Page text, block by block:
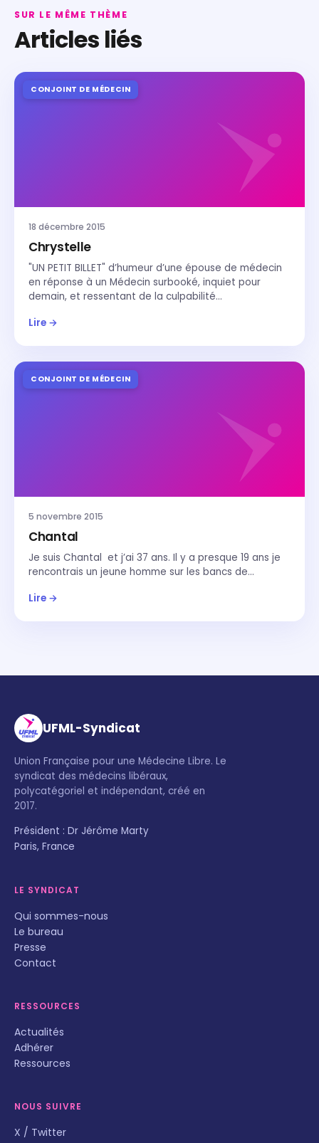
SUR LE MÊME THÈME
Articles liés
CONJOINT DE MÉDECIN
18 décembre 2015
Chrystelle
"UN PETIT BILLET" d’humeur d’une épouse de médecin
en réponse à un Médecin surbooké, inquiet pour
demain, et ressentant de la culpabilité…
Lire →
CONJOINT DE MÉDECIN
5 novembre 2015
Chantal
Je suis Chantal et j’ai 37 ans. Il y a presque 19 ans je
rencontrais un jeune homme sur les bancs de…
Lire →
UFML-Syndicat
Union Française pour une Médecine Libre. Le
syndicat des médecins libéraux,
polycatégoriel et indépendant, créé en
2017.
Président : Dr Jérôme Marty
Paris, France
LE SYNDICAT
Qui sommes-nous
Le bureau
Presse
Contact
RESSOURCES
Actualités
Adhérer
Ressources
NOUS SUIVRE
X / Twitter